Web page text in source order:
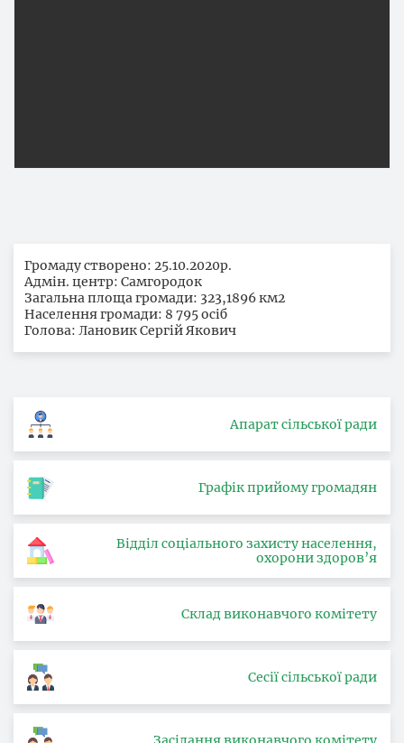
Громаду створено: 25.10.2020р.
Адмін. центр: Самгородок
Загальна площа громади: 323,1896 км2
Населення громади: 8 795 осіб
Голова: Лановик Сергій Якович
Апарат сільської ради
Графік прийому громадян
Відділ соціального захисту населення,
охорони здоров’я
Склад виконавчого комітету
Сесії сільської ради